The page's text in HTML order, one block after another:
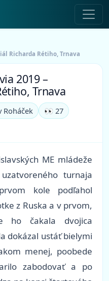
Richarda Rétiho, Trnava
2019 –
Trnava
👀 27
ME mládeže
turnaja
kole podľahol
z Ruska a v prvom,
ho čakala dvojica
dokázal ustáť bielymi
menej, poobede
zabodovať a po